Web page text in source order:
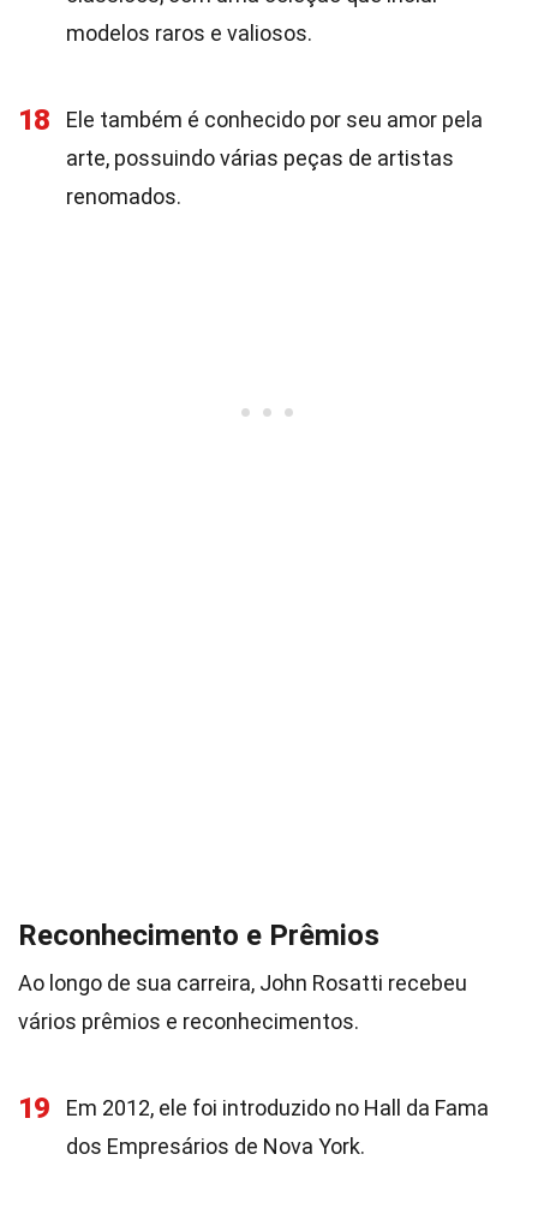
modelos raros e valiosos.
18
Ele também é conhecido por seu amor pela
arte, possuindo várias peças de artistas
renomados.
Reconhecimento e Prêmios
Ao longo de sua carreira, John Rosatti recebeu
vários prêmios e reconhecimentos.
19
Em 2012, ele foi introduzido no Hall da Fama
dos Empresários de Nova York.